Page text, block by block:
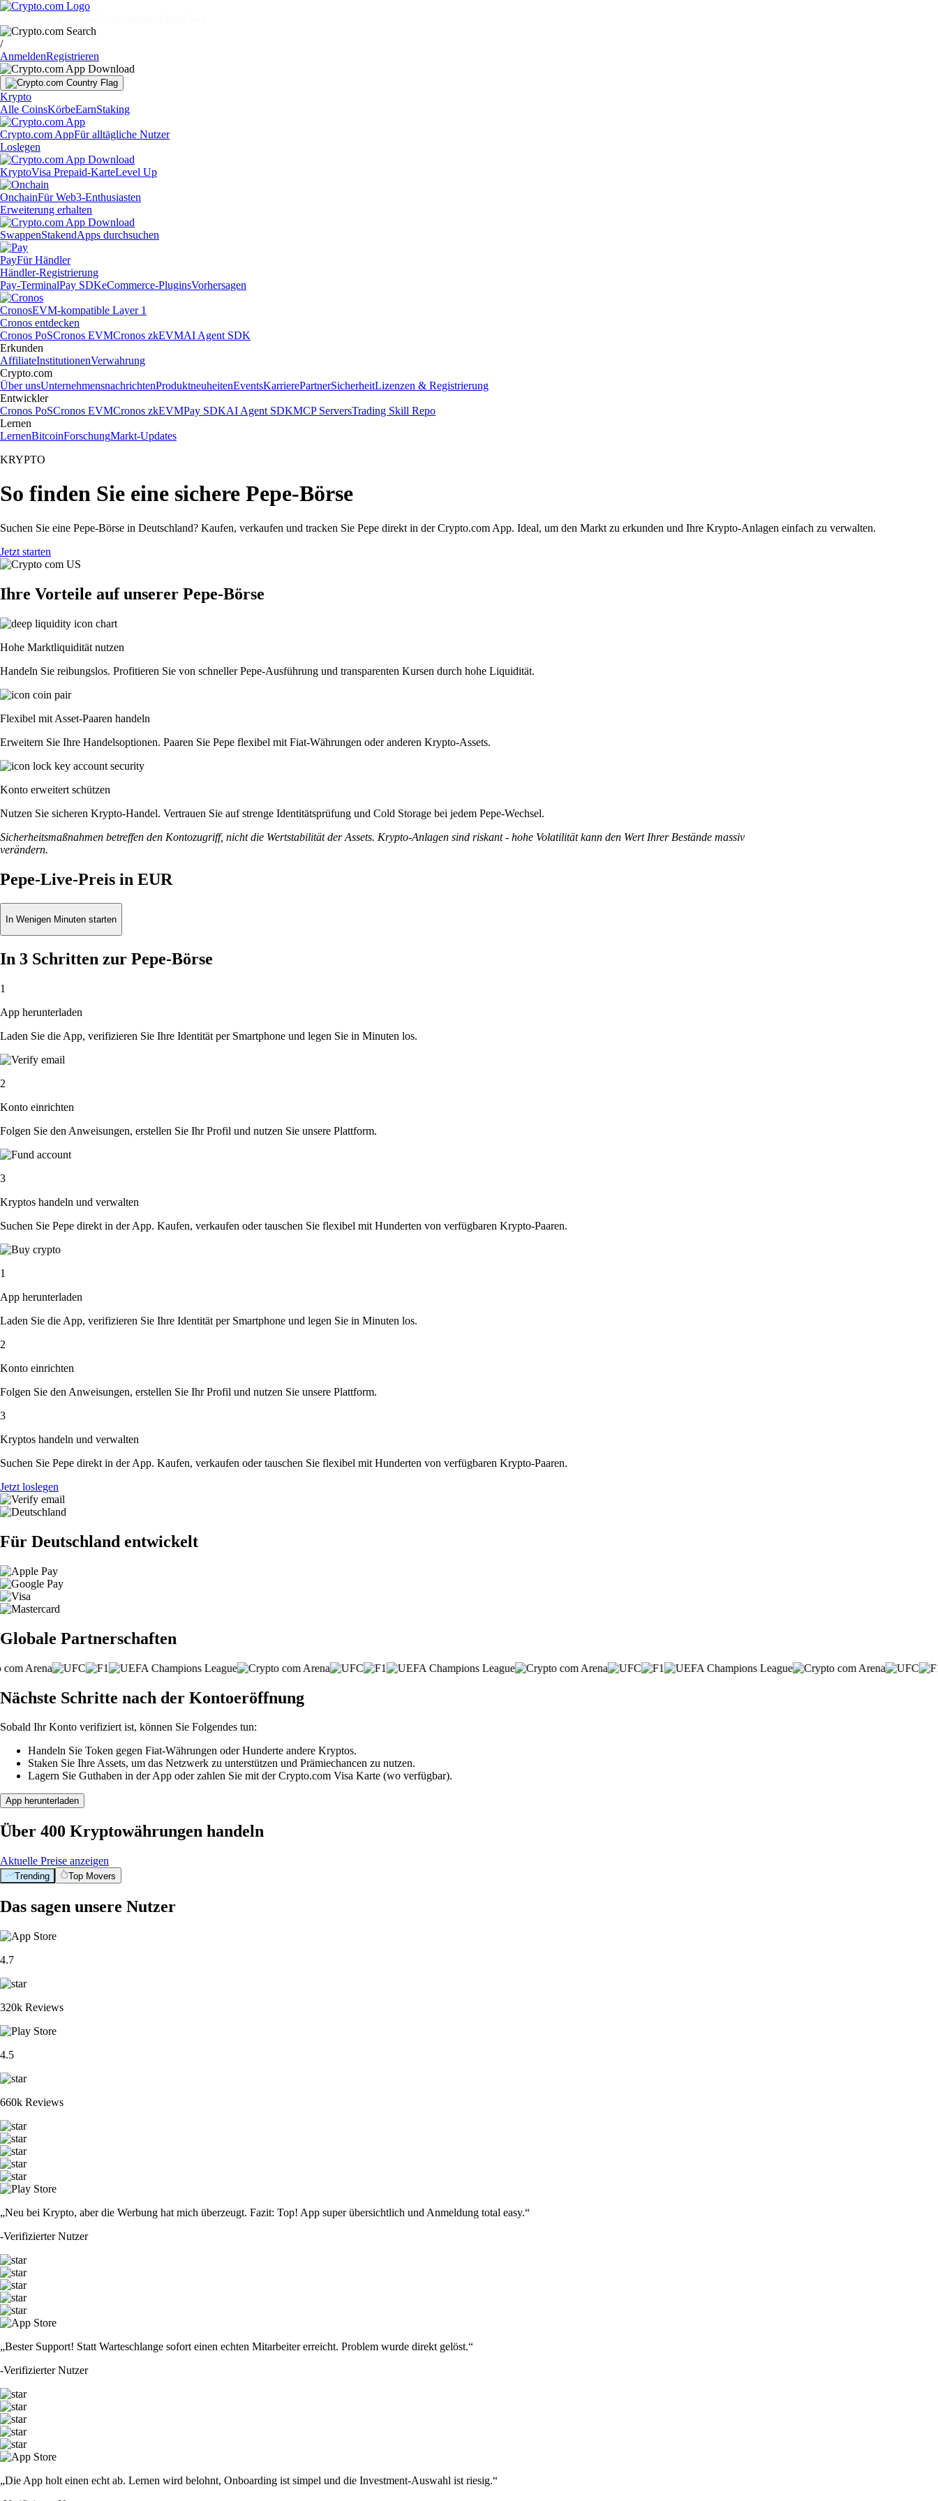
/
AnmeldenRegistrieren
Krypto
Alle CoinsKörbeEarnStaking
Crypto.com AppFür alltägliche Nutzer
Loslegen
KryptoVisa Prepaid-KarteLevel Up
OnchainFür Web3-Enthusiasten
Erweiterung erhalten
SwappenStakendApps durchsuchen
PayFür Händler
Händler-Registrierung
Pay-TerminalPay SDKeCommerce-PluginsVorhersagen
CronosEVM-kompatible Layer 1
Cronos entdecken
Cronos PoSCronos EVMCronos zkEVMAI Agent SDK
Erkunden
AffiliateInstitutionenVerwahrung
Crypto.com
Über unsUnternehmensnachrichtenProduktneuheitenEventsKarrierePartnerSicherheitLizenzen & Registrierung
Entwickler
Cronos PoSCronos EVMCronos zkEVMPay SDKAI Agent SDKMCP ServersTrading Skill Repo
Lernen
LernenBitcoinForschungMarkt-Updates
KRYPTO
So finden Sie eine sichere Pepe-Börse
Suchen Sie eine Pepe-Börse in Deutschland? Kaufen, verkaufen und tracken Sie Pepe direkt in der Crypto.com App. Ideal, um den Markt zu erkunden und Ihre Krypto-Anlagen einfach zu verwalten.
Jetzt starten
Ihre Vorteile auf unserer Pepe-Börse
Hohe Marktliquidität nutzen
Handeln Sie reibungslos. Profitieren Sie von schneller Pepe-Ausführung und transparenten Kursen durch hohe Liquidität.
Flexibel mit Asset-Paaren handeln
Erweitern Sie Ihre Handelsoptionen. Paaren Sie Pepe flexibel mit Fiat-Währungen oder anderen Krypto-Assets.
Konto erweitert schützen
Nutzen Sie sicheren Krypto-Handel. Vertrauen Sie auf strenge Identitätsprüfung und Cold Storage bei jedem Pepe-Wechsel.
Sicherheitsmaßnahmen betreffen den Kontozugriff, nicht die Wertstabilität der Assets. Krypto-Anlagen sind riskant - hohe Volatilität kann den Wert Ihrer Bestände massiv
verändern.
Pepe-Live-Preis in EUR
In Wenigen Minuten starten
In 3 Schritten zur Pepe-Börse
1
App herunterladen
Laden Sie die App, verifizieren Sie Ihre Identität per Smartphone und legen Sie in Minuten los.
2
Konto einrichten
Folgen Sie den Anweisungen, erstellen Sie Ihr Profil und nutzen Sie unsere Plattform.
3
Kryptos handeln und verwalten
Suchen Sie Pepe direkt in der App. Kaufen, verkaufen oder tauschen Sie flexibel mit Hunderten von verfügbaren Krypto-Paaren.
1
App herunterladen
Laden Sie die App, verifizieren Sie Ihre Identität per Smartphone und legen Sie in Minuten los.
2
Konto einrichten
Folgen Sie den Anweisungen, erstellen Sie Ihr Profil und nutzen Sie unsere Plattform.
3
Kryptos handeln und verwalten
Suchen Sie Pepe direkt in der App. Kaufen, verkaufen oder tauschen Sie flexibel mit Hunderten von verfügbaren Krypto-Paaren.
Jetzt loslegen
Für Deutschland entwickelt
Globale Partnerschaften
Nächste Schritte nach der Kontoeröffnung
Sobald Ihr Konto verifiziert ist, können Sie Folgendes tun:
Handeln Sie Token gegen Fiat-Währungen oder Hunderte andere Kryptos.
Staken Sie Ihre Assets, um das Netzwerk zu unterstützen und Prämiechancen zu nutzen.
Lagern Sie Guthaben in der App oder zahlen Sie mit der Crypto.com Visa Karte (wo verfügbar).
App herunterladen
Über 400 Kryptowährungen handeln
Aktuelle Preise anzeigen
Trending Top Movers
Das sagen unsere Nutzer
4.7
320k Reviews
4.5
660k Reviews
„Neu bei Krypto, aber die Werbung hat mich überzeugt. Fazit: Top! App super übersichtlich und Anmeldung total easy.“
-Verifizierter Nutzer
„Bester Support! Statt Warteschlange sofort einen echten Mitarbeiter erreicht. Problem wurde direkt gelöst.“
-Verifizierter Nutzer
„Die App holt einen echt ab. Lernen wird belohnt, Onboarding ist simpel und die Investment-Auswahl ist riesig.“